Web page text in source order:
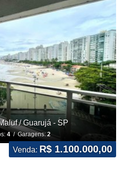
/ Guarujá - SP
4/ Garagens:2
Venda: R$ 1.100.000,00